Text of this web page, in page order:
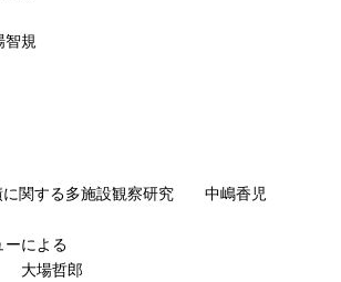
規
に関する多施設観察研究 中嶋香児
による
大場哲郎